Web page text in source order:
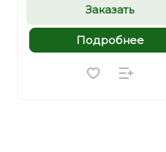
Заказать
Подробнее